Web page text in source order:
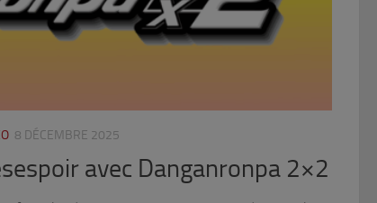
8 DÉCEMBRE 2025
avec Danganronpa 2×2